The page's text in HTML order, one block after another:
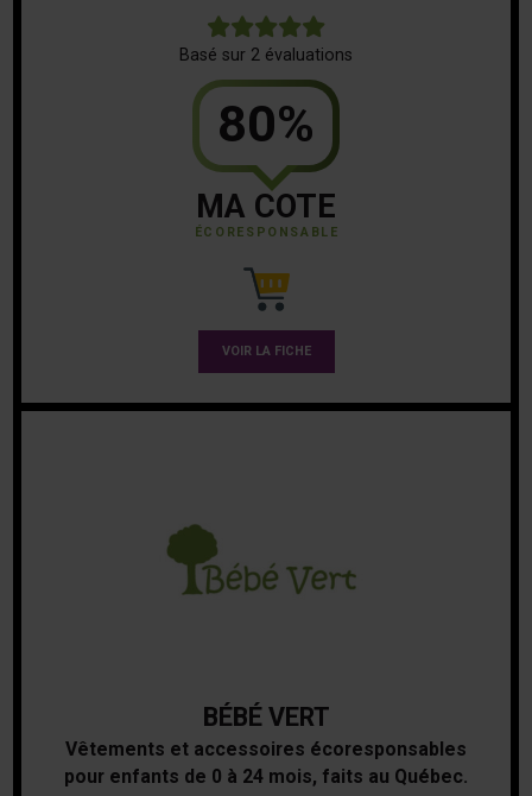
Basé sur 2 évaluations
80%
MA COTE
ÉCORESPONSABLE
VOIR LA FICHE
BÉBÉ VERT
Vêtements et accessoires écoresponsables
pour enfants de 0 à 24 mois, faits au Québec.